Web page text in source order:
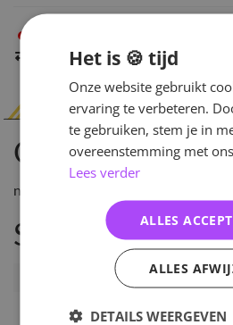
Indien op voorraadbinnen 2
Omschrijving
n \n \n
Specificaties
Artikelnummer
EAN nummer
Het is 🍪 tijd
Onze website gebruikt
ervaring te verbeteren.
te gebruiken, stem je in
overeenstemming met
Lees verder
ALLES
ALLES
DETAILS WEERGEVEN